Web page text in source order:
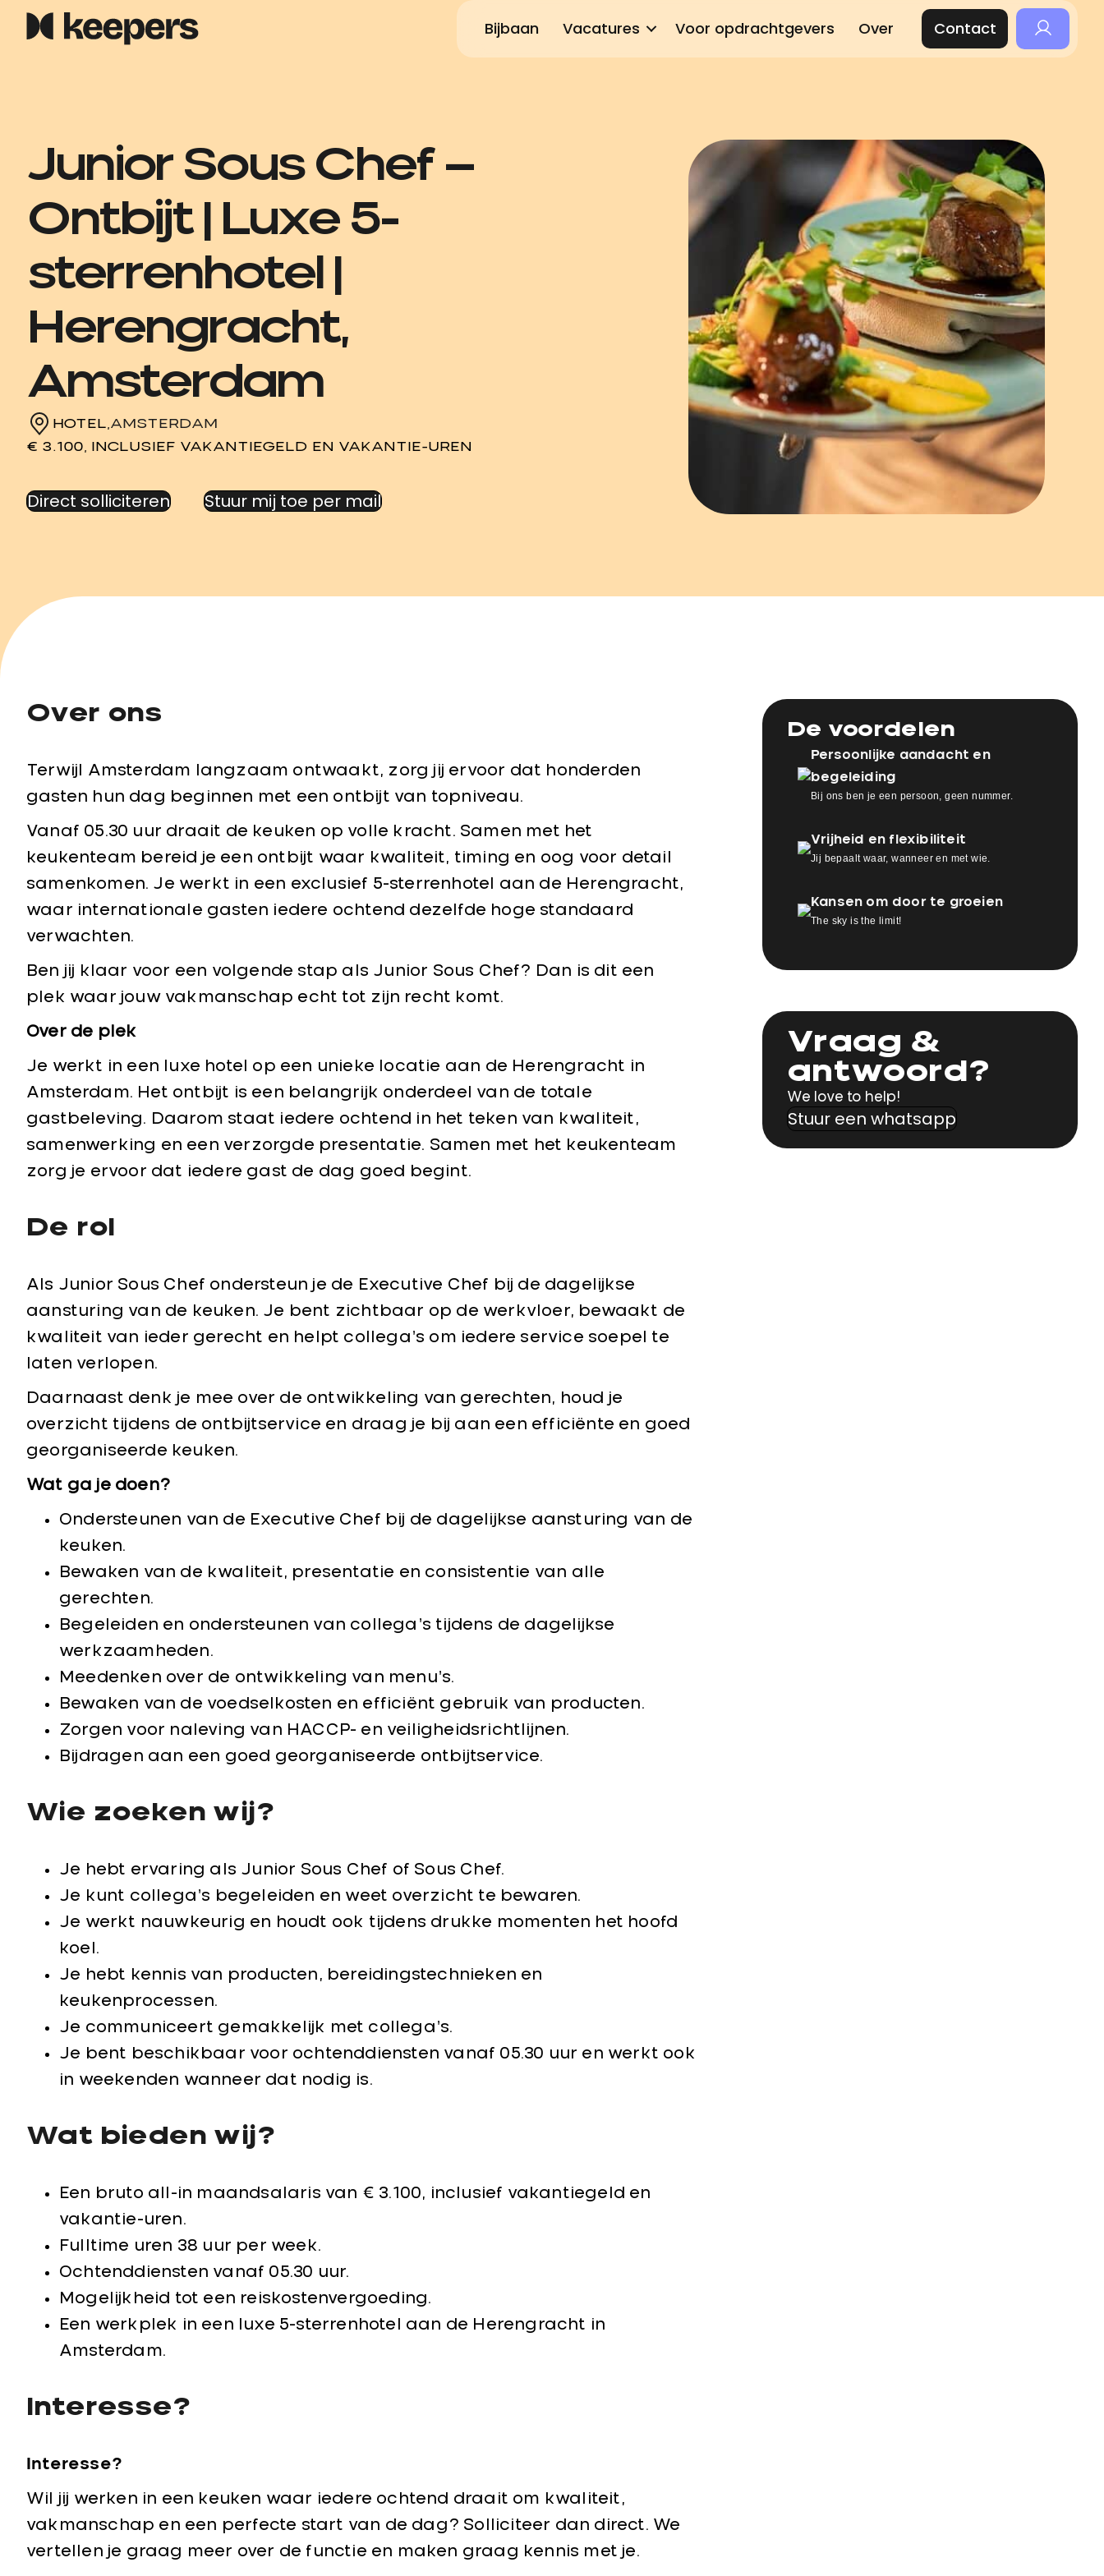
Bijbaan Vacatures Voor opdrachtgevers Over Contact
Junior Sous Chef –
Ontbijt | Luxe 5-
sterrenhotel |
Herengracht,
Amsterdam
HOTEL, AMSTERDAM
€ 3.100, INCLUSIEF VAKANTIEGELD EN VAKANTIE-UREN
Direct solliciteren Stuur mij toe per mail
Over ons
Terwijl Amsterdam langzaam ontwaakt, zorg jij ervoor dat honderden
gasten hun dag beginnen met een ontbijt van topniveau.
Vanaf 05.30 uur draait de keuken op volle kracht. Samen met het
keukenteam bereid je een ontbijt waar kwaliteit, timing en oog voor detail
samenkomen. Je werkt in een exclusief 5-sterrenhotel aan de Herengracht,
waar internationale gasten iedere ochtend dezelfde hoge standaard
verwachten.
Ben jij klaar voor een volgende stap als Junior Sous Chef? Dan is dit een
plek waar jouw vakmanschap echt tot zijn recht komt.
Over de plek
Je werkt in een luxe hotel op een unieke locatie aan de Herengracht in
Amsterdam. Het ontbijt is een belangrijk onderdeel van de totale
gastbeleving. Daarom staat iedere ochtend in het teken van kwaliteit,
samenwerking en een verzorgde presentatie. Samen met het keukenteam
zorg je ervoor dat iedere gast de dag goed begint.
De rol
Als Junior Sous Chef ondersteun je de Executive Chef bij de dagelijkse
aansturing van de keuken. Je bent zichtbaar op de werkvloer, bewaakt de
kwaliteit van ieder gerecht en helpt collega’s om iedere service soepel te
laten verlopen.
Daarnaast denk je mee over de ontwikkeling van gerechten, houd je
overzicht tijdens de ontbijtservice en draag je bij aan een efficiënte en goed
georganiseerde keuken.
Wat ga je doen?
Ondersteunen van de Executive Chef bij de dagelijkse aansturing van de
keuken.
Bewaken van de kwaliteit, presentatie en consistentie van alle
gerechten.
Begeleiden en ondersteunen van collega’s tijdens de dagelijkse
werkzaamheden.
Meedenken over de ontwikkeling van menu’s.
Bewaken van de voedselkosten en efficiënt gebruik van producten.
Zorgen voor naleving van HACCP- en veiligheidsrichtlijnen.
Bijdragen aan een goed georganiseerde ontbijtservice.
Wie zoeken wij?
Je hebt ervaring als Junior Sous Chef of Sous Chef.
Je kunt collega’s begeleiden en weet overzicht te bewaren.
Je werkt nauwkeurig en houdt ook tijdens drukke momenten het hoofd
koel.
Je hebt kennis van producten, bereidingstechnieken en
keukenprocessen.
Je communiceert gemakkelijk met collega’s.
Je bent beschikbaar voor ochtenddiensten vanaf 05.30 uur en werkt ook
in weekenden wanneer dat nodig is.
Wat bieden wij?
Een bruto all-in maandsalaris van € 3.100, inclusief vakantiegeld en
vakantie-uren.
Fulltime uren 38 uur per week.
Ochtenddiensten vanaf 05.30 uur.
Mogelijkheid tot een reiskostenvergoeding.
Een werkplek in een luxe 5-sterrenhotel aan de Herengracht in
Amsterdam.
Interesse?
Interesse?
Wil jij werken in een keuken waar iedere ochtend draait om kwaliteit,
vakmanschap en een perfecte start van de dag? Solliciteer dan direct. We
vertellen je graag meer over de functie en maken graag kennis met je.
De voordelen
Persoonlijke aandacht en
begeleiding
Bij ons ben je een persoon, geen nummer.
Vrijheid en flexibiliteit
Jij bepaalt waar, wanneer en met wie.
Kansen om door te groeien
The sky is the limit!
Vraag &
antwoord?
We love to help!
Stuur een whatsapp